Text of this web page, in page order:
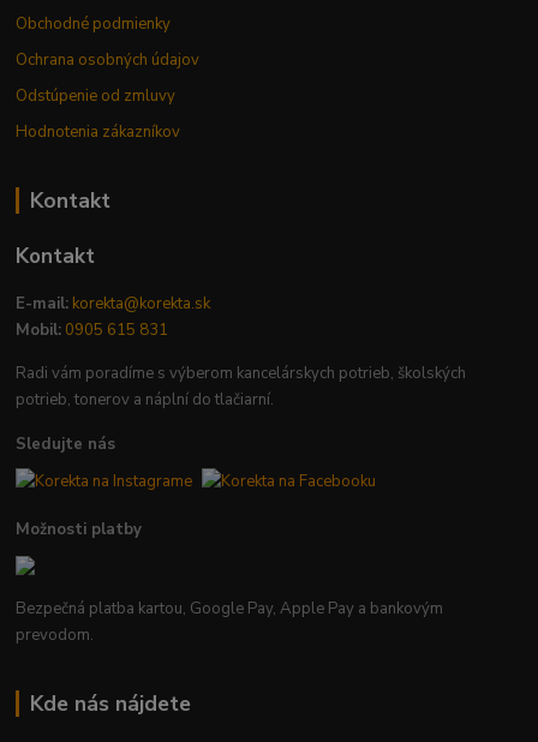
Obchodné podmienky
Ochrana osobných údajov
Odstúpenie od zmluvy
Hodnotenia zákazníkov
Kontakt
Kontakt
E-mail: korekta@korekta.sk
Mobil: 0905 615 831
Radi vám poradíme s výberom kancelárskych potrieb, školských
potrieb, tonerov a náplní do tlačiarní.
Sledujte nás
Možnosti platby
Bezpečná platba kartou, Google Pay, Apple Pay a bankovým
prevodom.
Kde nás nájdete